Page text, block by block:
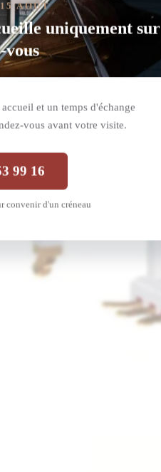
AOÛT
uniquement sur
vous
et un temps d'échange
vous avant votre visite.
99 16
convenir d'un créneau